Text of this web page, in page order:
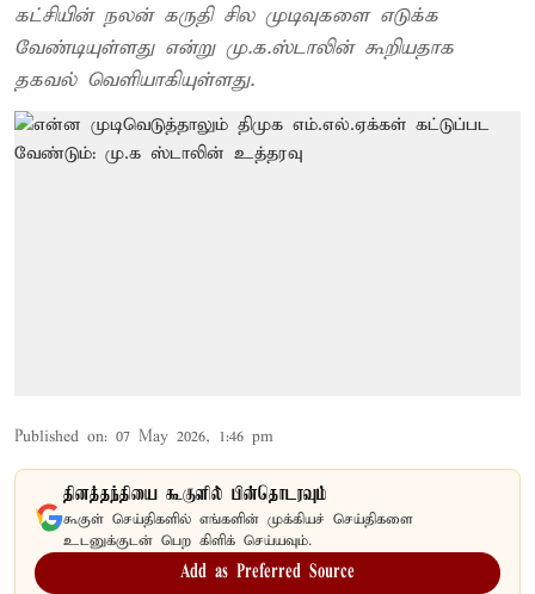
கட்சியின் நலன் கருதி சில முடிவுகளை எடுக்க
வேண்டியுள்ளது என்று மு.க.ஸ்டாலின் கூறியதாக
தகவல் வெளியாகியுள்ளது.
Published on: 07 May 2026, 1:46 pm
தினத்தந்தியை கூகுளில் பின்தொடரவும்
கூகுள் செய்திகளில் எங்களின் முக்கியச் செய்திகளை
உடனுக்குடன் பெற கிளிக் செய்யவும்.
Add as Preferred Source